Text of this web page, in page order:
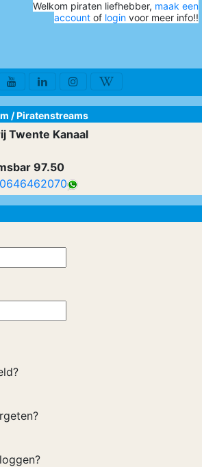
Welkom piraten liefhebber, maak een
account of login voor meer info!!
/Piratenstreams
Twente Kanaal
97.50
0646462070